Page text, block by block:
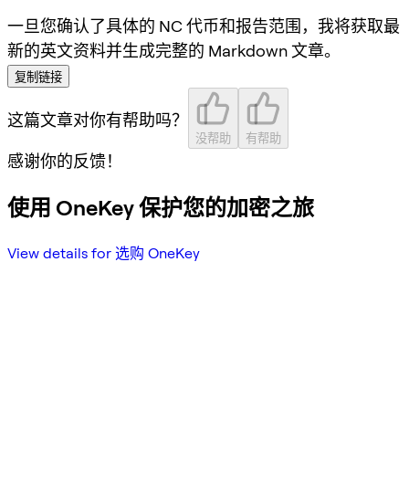
一旦您确认了具体的 NC 代币和报告范围，我将获取最
新的英文资料并生成完整的 Markdown 文章。
复制链接
这篇文章对你有帮助吗？
没帮助 有帮助
感谢你的反馈！
使用 OneKey 保护您的加密之旅
View details for 选购 OneKey